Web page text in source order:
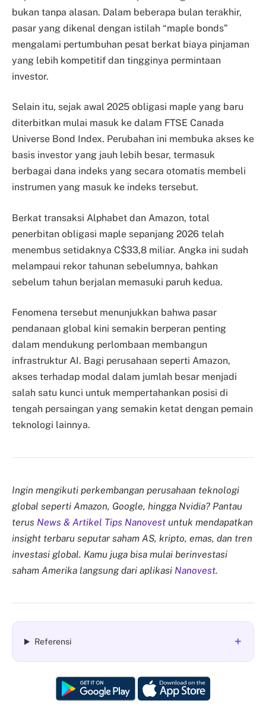
bukan tanpa alasan. Dalam beberapa bulan terakhir,
pasar yang dikenal dengan istilah “maple bonds”
mengalami pertumbuhan pesat berkat biaya pinjaman
yang lebih kompetitif dan tingginya permintaan
investor.
Selain itu, sejak awal 2025 obligasi maple yang baru
diterbitkan mulai masuk ke dalam FTSE Canada
Universe Bond Index. Perubahan ini membuka akses ke
basis investor yang jauh lebih besar, termasuk
berbagai dana indeks yang secara otomatis membeli
instrumen yang masuk ke indeks tersebut.
Berkat transaksi Alphabet dan Amazon, total
penerbitan obligasi maple sepanjang 2026 telah
menembus setidaknya C$33,8 miliar. Angka ini sudah
melampaui rekor tahunan sebelumnya, bahkan
sebelum tahun berjalan memasuki paruh kedua.
Fenomena tersebut menunjukkan bahwa pasar
pendanaan global kini semakin berperan penting
dalam mendukung perlombaan membangun
infrastruktur AI. Bagi perusahaan seperti Amazon,
akses terhadap modal dalam jumlah besar menjadi
salah satu kunci untuk mempertahankan posisi di
tengah persaingan yang semakin ketat dengan pemain
teknologi lainnya.
Ingin mengikuti perkembangan perusahaan teknologi
global seperti Amazon, Google, hingga Nvidia? Pantau
terus News & Artikel Tips Nanovest untuk mendapatkan
insight terbaru seputar saham AS, kripto, emas, dan tren
investasi global. Kamu juga bisa mulai berinvestasi
saham Amerika langsung dari aplikasi Nanovest.
Referensi +